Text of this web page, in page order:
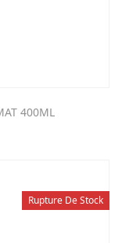
400ML
Rupture De Stock